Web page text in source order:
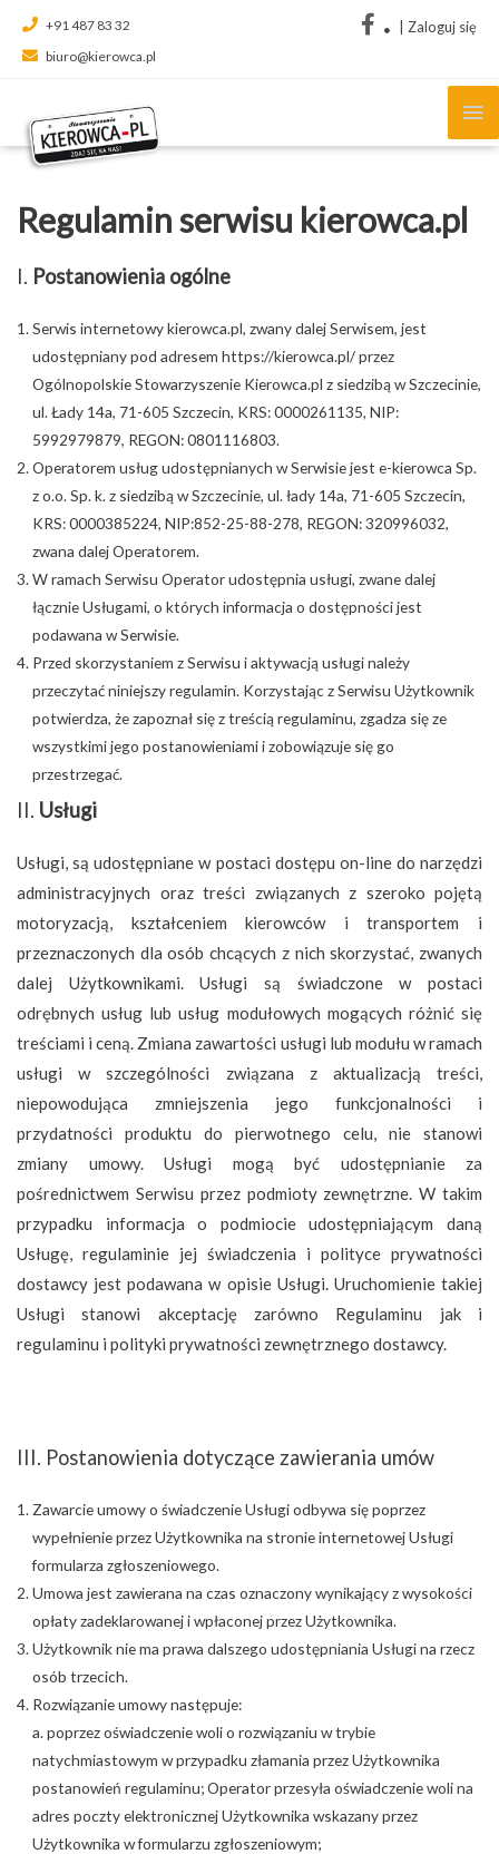
+91 487 83 32
biuro@kierowca.pl
Zaloguj się
Regulamin serwisu kierowca.pl
I. Postanowienia ogólne
Serwis internetowy kierowca.pl, zwany dalej Serwisem, jest
udostępniany pod adresem https://kierowca.pl/ przez
Ogólnopolskie Stowarzyszenie Kierowca.pl z siedzibą w Szczecinie,
ul. Łady 14a, 71-605 Szczecin, KRS: 0000261135, NIP:
5992979879, REGON: 0801116803.
Operatorem usług udostępnianych w Serwisie jest e-kierowca Sp.
z o.o. Sp. k. z siedzibą w Szczecinie, ul. łady 14a, 71-605 Szczecin,
KRS: 0000385224, NIP:852-25-88-278, REGON: 320996032,
zwana dalej Operatorem.
W ramach Serwisu Operator udostępnia usługi, zwane dalej
łącznie Usługami, o których informacja o dostępności jest
podawana w Serwisie.
Przed skorzystaniem z Serwisu i aktywacją usługi należy
przeczytać niniejszy regulamin. Korzystając z Serwisu Użytkownik
potwierdza, że zapoznał się z treścią regulaminu, zgadza się ze
wszystkimi jego postanowieniami i zobowiązuje się go
przestrzegać.
II. Usługi
Usługi, są udostępniane w postaci dostępu on-line do narzędzi
administracyjnych oraz treści związanych z szeroko pojętą
motoryzacją, kształceniem kierowców i transportem i
przeznaczonych dla osób chcących z nich skorzystać, zwanych
dalej Użytkownikami. Usługi są świadczone w postaci
odrębnych usług lub usług modułowych mogących różnić się
treściami i ceną. Zmiana zawartości usługi lub modułu w ramach
usługi w szczególności związana z aktualizacją treści,
niepowodująca zmniejszenia jego funkcjonalności i
przydatności produktu do pierwotnego celu, nie stanowi
zmiany umowy. Usługi mogą być udostępnianie za
pośrednictwem Serwisu przez podmioty zewnętrzne. W takim
przypadku informacja o podmiocie udostępniającym daną
Usługę, regulaminie jej świadczenia i polityce prywatności
dostawcy jest podawana w opisie Usługi. Uruchomienie takiej
Usługi stanowi akceptację zarówno Regulaminu jak i
regulaminu i polityki prywatności zewnętrznego dostawcy.
III. Postanowienia dotyczące zawierania umów
Zawarcie umowy o świadczenie Usługi odbywa się poprzez
wypełnienie przez Użytkownika na stronie internetowej Usługi
formularza zgłoszeniowego.
Umowa jest zawierana na czas oznaczony wynikający z wysokości
opłaty zadeklarowanej i wpłaconej przez Użytkownika.
Użytkownik nie ma prawa dalszego udostępniania Usługi na rzecz
osób trzecich.
Rozwiązanie umowy następuje:
a. poprzez oświadczenie woli o rozwiązaniu w trybie
natychmiastowym w przypadku złamania przez Użytkownika
postanowień regulaminu; Operator przesyła oświadczenie woli na
adres poczty elektronicznej Użytkownika wskazany przez
Użytkownika w formularzu zgłoszeniowym;